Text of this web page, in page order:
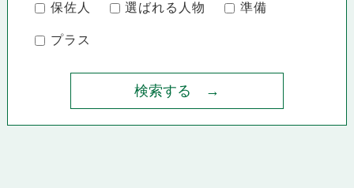
保佐人 選ばれる人物 準備
プラス